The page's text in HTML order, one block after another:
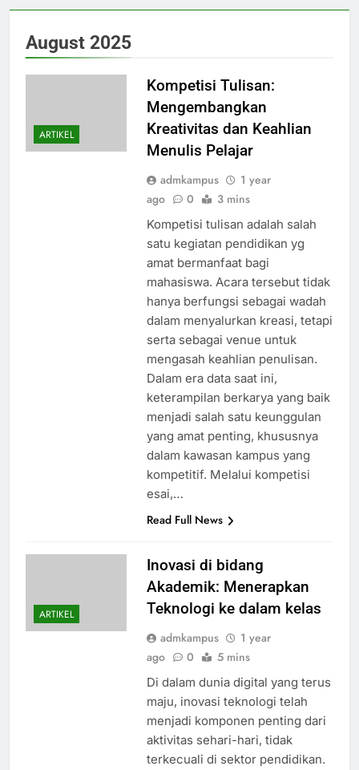
August 2025
ARTIKEL
Kompetisi Tulisan:
Mengembangkan
Kreativitas dan Keahlian
Menulis Pelajar
admkampus
1 year
ago
0 3 mins
Kompetisi tulisan adalah salah
satu kegiatan pendidikan yg
amat bermanfaat bagi
mahasiswa. Acara tersebut tidak
hanya berfungsi sebagai wadah
dalam menyalurkan kreasi, tetapi
serta sebagai venue untuk
mengasah keahlian penulisan.
Dalam era data saat ini,
keterampilan berkarya yang baik
menjadi salah satu keunggulan
yang amat penting, khususnya
dalam kawasan kampus yang
kompetitif. Melalui kompetisi
esai,…
Read Full News
ARTIKEL
Inovasi di bidang
Akademik: Menerapkan
Teknologi ke dalam kelas
admkampus
1 year
ago
0 5 mins
Di dalam dunia digital yang terus
maju, inovasi teknologi telah
menjadi komponen penting dari
aktivitas sehari-hari, tidak
terkecuali di sektor pendidikan.